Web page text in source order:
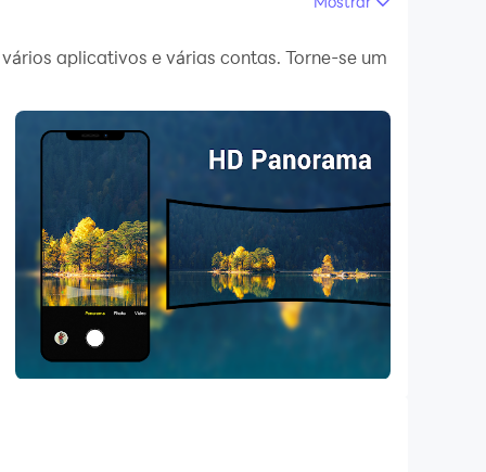
todas as vantagens do seu telefone
aplicativos e várias contas. Torne-se um